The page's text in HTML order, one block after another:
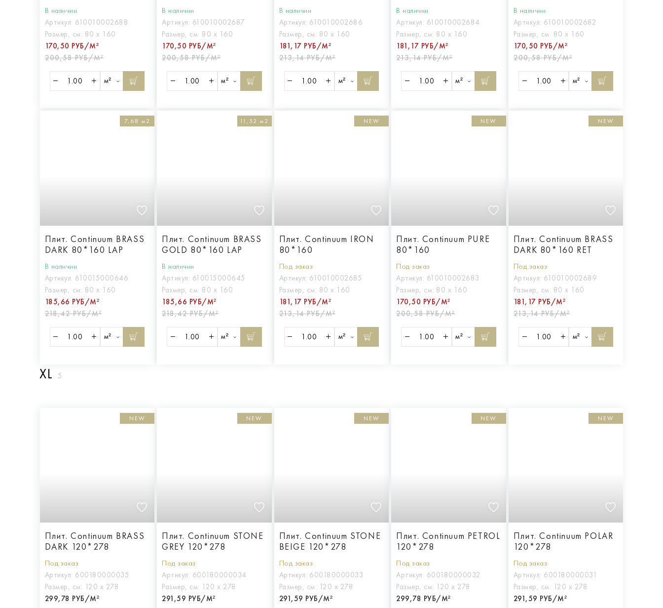
В наличии
Артикул: 610010002688
Размер, см: 80 х 160
170,50 РУБ/М²
200,58 РУБ/М²
м²
В наличии
Артикул: 610010002687
Размер, см: 80 х 160
170,50 РУБ/М²
200,58 РУБ/М²
м²
В наличии
Артикул: 610010002686
Размер, см: 80 х 160
181,17 РУБ/М²
213,14 РУБ/М²
м²
В наличии
Артикул: 610010002684
Размер, см: 80 х 160
181,17 РУБ/М²
213,14 РУБ/М²
м²
В наличии
Артикул: 610010002682
Размер, см: 80 х 160
170,50 РУБ/М²
200,58 РУБ/М²
м²
7,68 м2
Плит. Continuum BRASS
DARK 80*160 LAP
В наличии
Артикул: 610015000646
Размер, см: 80 х 160
185,66 РУБ/М²
218,42 РУБ/М²
м²
11,52 м2
Плит. Continuum BRASS
GOLD 80*160 LAP
В наличии
Артикул: 610015000645
Размер, см: 80 х 160
185,66 РУБ/М²
218,42 РУБ/М²
м²
NEW
Плит. Continuum IRON
80*160
Под заказ
Артикул: 610010002685
Размер, см: 80 х 160
181,17 РУБ/М²
213,14 РУБ/М²
м²
NEW
Плит. Continuum PURE
80*160
Под заказ
Артикул: 610010002683
Размер, см: 80 х 160
170,50 РУБ/М²
200,58 РУБ/М²
м²
NEW
Плит. Continuum BRASS
DARK 80*160 RET
Под заказ
Артикул: 610010002689
Размер, см: 80 х 160
181,17 РУБ/М²
213,14 РУБ/М²
м²
XL 5
NEW
Плит. Continuum BRASS
DARK 120*278
Под заказ
Артикул: 600180000035
Размер, см: 120 х 278
299,78 РУБ/М²
NEW
Плит. Continuum STONE
GREY 120*278
Под заказ
Артикул: 600180000034
Размер, см: 120 х 278
291,59 РУБ/М²
NEW
Плит. Continuum STONE
BEIGE 120*278
Под заказ
Артикул: 600180000033
Размер, см: 120 х 278
291,59 РУБ/М²
NEW
Плит. Continuum PETROL
120*278
Под заказ
Артикул: 600180000032
Размер, см: 120 х 278
299,78 РУБ/М²
NEW
Плит. Continuum POLAR
120*278
Под заказ
Артикул: 600180000031
Размер, см: 120 х 278
291,59 РУБ/М²